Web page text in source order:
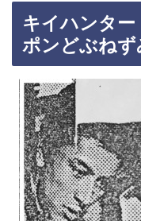
キイハンタ
ポンどぶね